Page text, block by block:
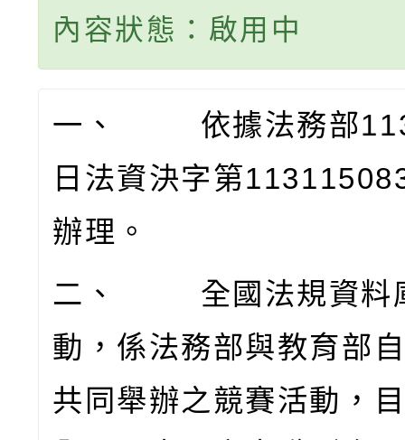
內容狀態：啟用中
一、 依據法務部
日法資決字第
辦理。
二、
全國法規資料
動，係法務部與教育部
共同舉辦之競賽活動，